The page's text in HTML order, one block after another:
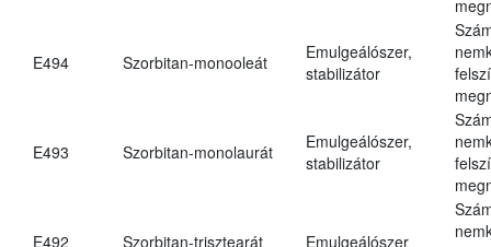
E494 Szorbitan-monooleát
Emulgeálószer,
stabilizátor
E493 Szorbitan-monolaurát
Emulgeálószer,
stabilizátor
E492 Szorbitan-trisztearát Emulgeálószer